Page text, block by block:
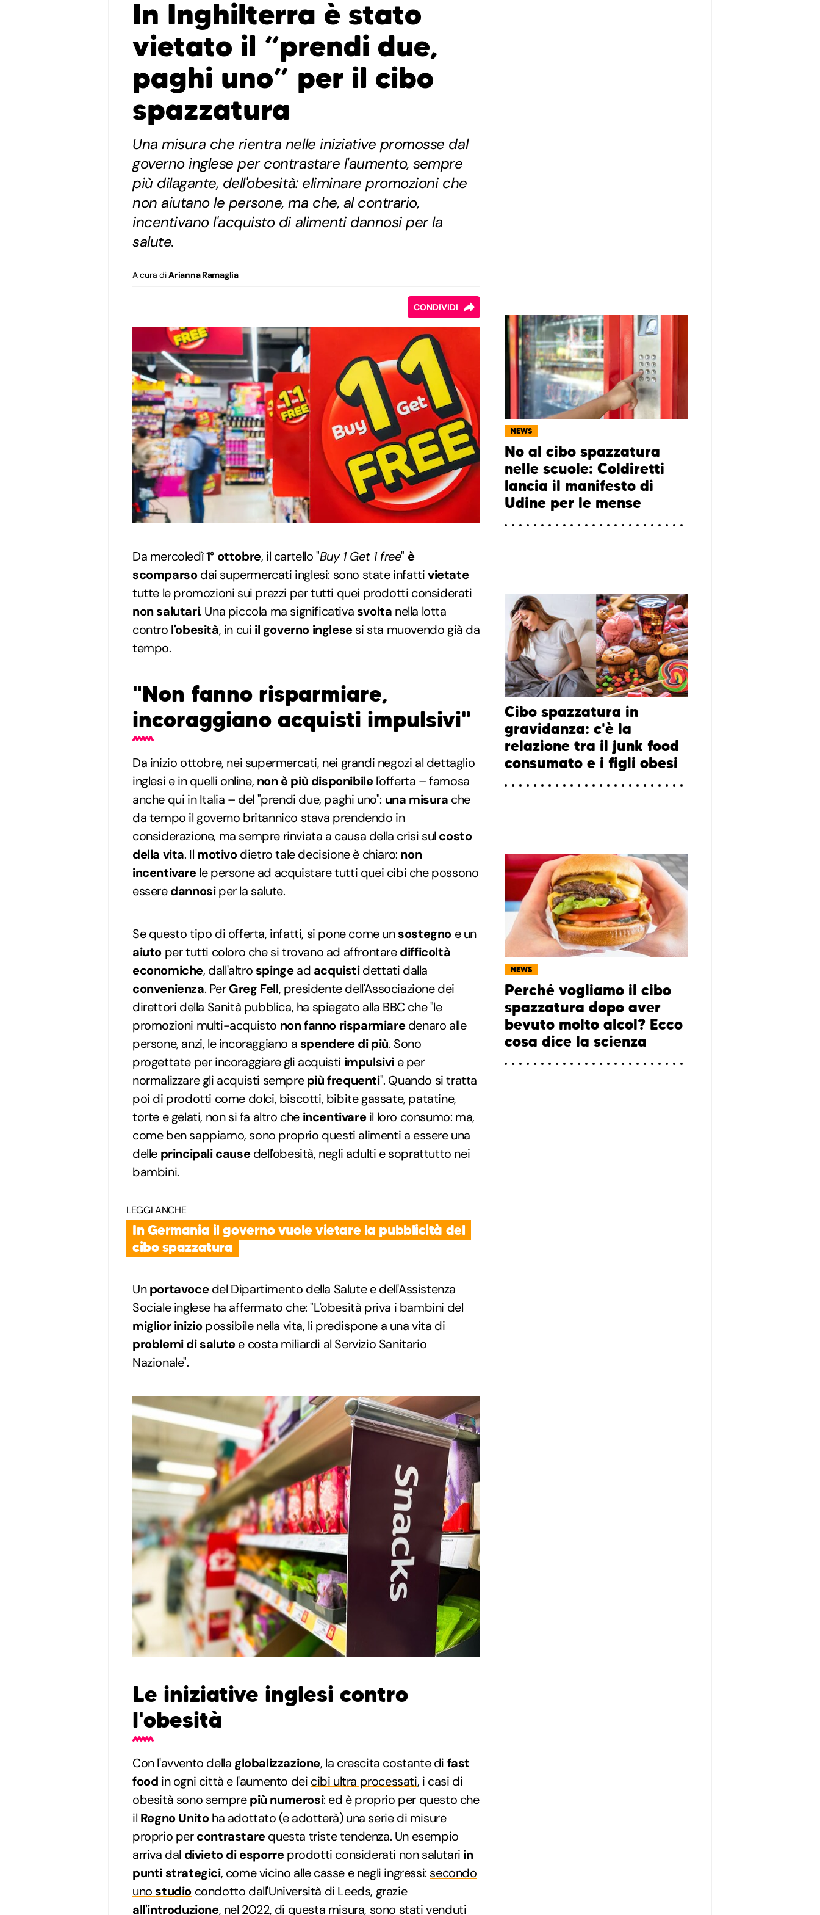
In Inghilterra è stato
vietato il “prendi due,
paghi uno” per il cibo
spazzatura
Una misura che rientra nelle iniziative promosse dal
governo inglese per contrastare l'aumento, sempre
più dilagante, dell'obesità: eliminare promozioni che
non aiutano le persone, ma che, al contrario,
incentivano l'acquisto di alimenti dannosi per la
salute.
A cura diArianna Ramaglia
CONDIVIDI
Da mercoledì1° ottobre, il cartello "Buy 1 Get 1 free" è
scomparsodai supermercati inglesi: sono state infattivietate
tutte le promozioni sui prezzi per tutti quei prodotti considerati
non salutari. Una piccola ma significativa svolta nella lotta
contro l'obesità, in cui il governo inglesesi sta muovendo già da
tempo.
"Non fanno risparmiare,
incoraggiano acquisti impulsivi"
Da inizio ottobre, nei supermercati, nei grandi negozi al dettaglio
inglesi e in quelli online, non è più disponibilel'offerta – famosa
anche qui in Italia – del "prendi due, paghi uno": una misura che
da tempo il governo britannico stava prendendo in
considerazione, ma sempre rinviata a causa della crisi sul costo
della vita. Il motivodietro tale decisione è chiaro: non
incentivarele persone ad acquistare tutti quei cibi che possono
esseredannosiper la salute.
Se questo tipo di offerta, infatti, si pone come unsostegno e un
aiuto per tutti coloro che si trovano ad affrontaredifficoltà
economiche, dall'altro spingead acquistidettati dalla
convenienza. PerGreg Fell, presidente dell'Associazione dei
direttori della Sanità pubblica, ha spiegato alla BBC che "le
promozioni multi-acquisto non fanno risparmiaredenaro alle
persone, anzi, le incoraggiano a spendere di più. Sono
progettate per incoraggiare gli acquisti impulsivi e per
normalizzare gli acquisti semprepiù frequenti". Quando si tratta
poi di prodotti come dolci, biscotti, bibite gassate, patatine,
torte e gelati, non si fa altro che incentivareil loro consumo: ma,
come ben sappiamo, sono proprio questi alimenti a essere una
delle principali causedell'obesità, negli adulti e soprattutto nei
bambini.
LEGGI ANCHE
In Germania il governo vuole vietare la pubblicità del
cibo spazzatura
Unportavocedel Dipartimento della Salute e dell'Assistenza
Sociale inglese ha affermato che: "L'obesità priva i bambini del
miglior iniziopossibile nella vita, li predispone a una vita di
problemi di salutee costa miliardi al Servizio Sanitario
Nazionale".
Le iniziative inglesi contro
l'obesità
Con l'avvento della globalizzazione, la crescita costante di fast
food in ogni città e l'aumento dei cibi ultra processati, i casi di
obesità sono semprepiù numerosi: ed è proprio per questo che
il Regno Unitoha adottato (e adotterà) una serie di misure
proprio percontrastarequesta triste tendenza. Un esempio
arriva dal divieto di esporreprodotti considerati non salutari in
punti strategici, come vicino alle casse e negli ingressi: secondo
uno studio condotto dall'Università di Leeds, grazie
all'introduzione, nel 2022, di questa misura, sono stati venduti
NEWS
No al cibo spazzatura
nelle scuole: Coldiretti
lancia il manifesto di
Udine per le mense
Cibo spazzatura in
gravidanza: c'è la
relazione tra il junk food
consumato e i figli obesi
NEWS
Perché vogliamo il cibo
spazzatura dopo aver
bevuto molto alcol? Ecco
cosa dice la scienza